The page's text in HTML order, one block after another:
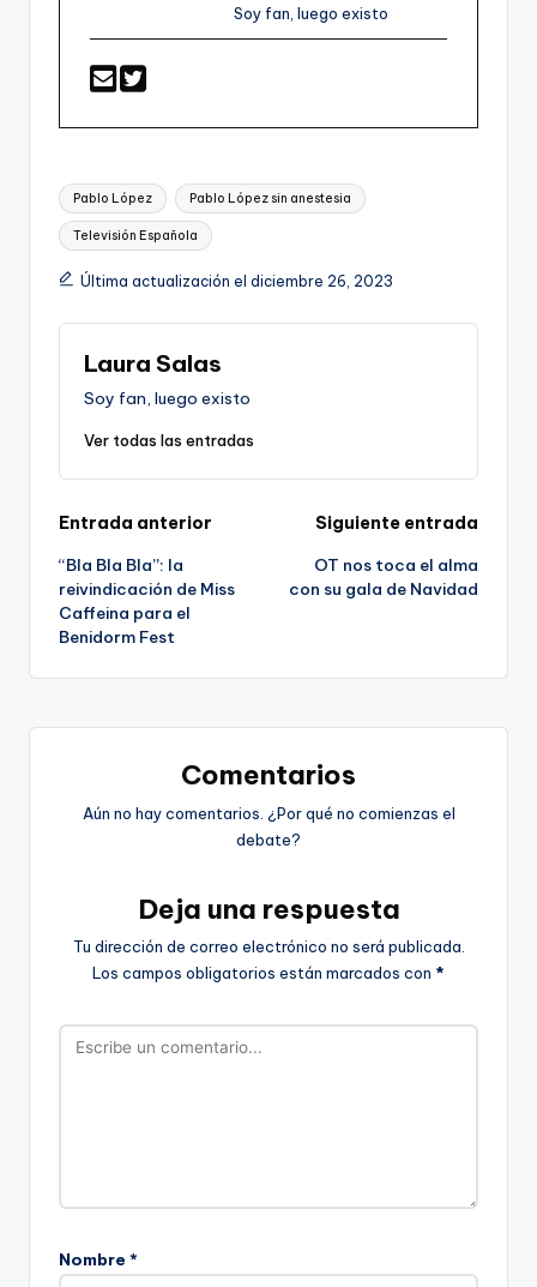
Soy fan, luego existo
Etiquetas:
Pablo López Pablo López sin anestesia
Televisión Española
Última actualización el diciembre 26, 2023
Laura Salas
Soy fan, luego existo
Ver todas las entradas
Navegación
de
entradas
Entrada anterior
“Bla Bla Bla”: la
reivindicación de Miss
Caffeina para el
Benidorm Fest
Siguiente entrada
OT nos toca el alma
con su gala de Navidad
Comentarios
Aún no hay comentarios. ¿Por qué no comienzas el
debate?
Deja una respuesta
Tu dirección de correo electrónico no será publicada.
Los campos obligatorios están marcados con *
Nombre *